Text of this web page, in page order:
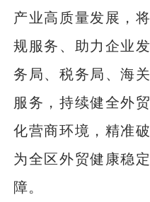
产业高质量发展，
规服务、助力企业
务局、税务局、海
服务，持续健全外
化营商环境，精准
为全区外贸健康稳
障。